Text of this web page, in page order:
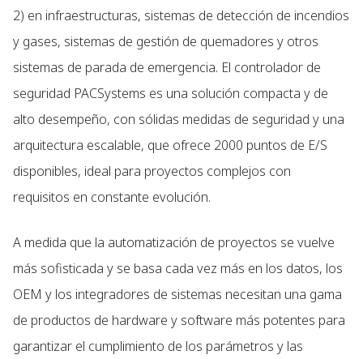
2) en infraestructuras, sistemas de detección de incendios
y gases, sistemas de gestión de quemadores y otros
sistemas de parada de emergencia. El controlador de
seguridad PACSystems es una solución compacta y de
alto desempeño, con sólidas medidas de seguridad y una
arquitectura escalable, que ofrece 2000 puntos de E/S
disponibles, ideal para proyectos complejos con
requisitos en constante evolución.
A medida que la automatización de proyectos se vuelve
más sofisticada y se basa cada vez más en los datos, los
OEM y los integradores de sistemas necesitan una gama
de productos de hardware y software más potentes para
garantizar el cumplimiento de los parámetros y las